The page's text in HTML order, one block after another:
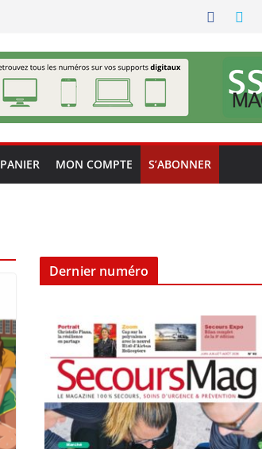
PANIER MON COMPTE S’ABONNER
Dernier numéro